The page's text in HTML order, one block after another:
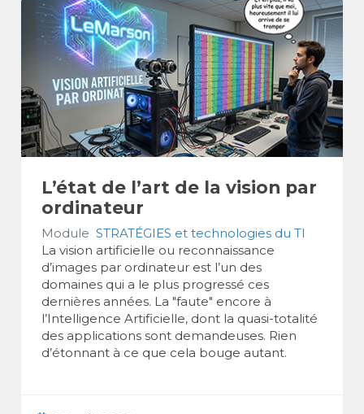
L’état de l’art de la vision par
ordinateur
Module STRATÉGIES et technologies du TI
La vision artificielle ou reconnaissance
d’images par ordinateur est l’un des
domaines qui a le plus progressé ces
dernières années. La "faute" encore à
l’Intelligence Artificielle, dont la quasi-totalité
des applications sont demandeuses. Rien
d’étonnant à ce que cela bouge autant.